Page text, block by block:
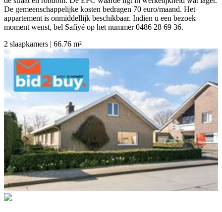
De gemeenschappelijke kosten bedragen 70 euro/maand. Het
appartement is onmiddellijk beschikbaar. Indien u een bezoek
moment wenst, bel Safiyé op het nummer 0486 28 69 36.
2 slaapkamers | 66.76 m²